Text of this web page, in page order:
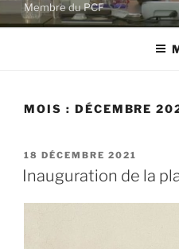
Membre du PCF
MOIS : DÉCEMBRE
PUBLIÉ
LE
18 DÉCEMBRE 2021
Inauguration de la